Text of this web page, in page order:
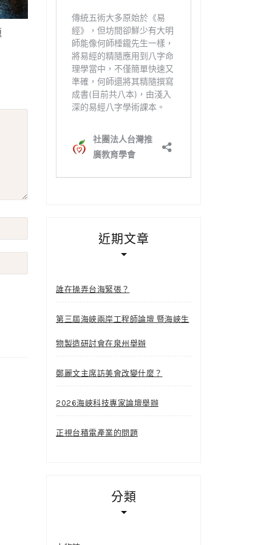
近期文章
誰在操弄台海緊張？
第三屆海峽兩岸工程師論壇 暨海峽生
物製造研討會在泉州舉辦
鄭麗文主席訪美會改變什麼？
2026海峽科技專家論壇舉辦
正視台積電產業的問題
分類